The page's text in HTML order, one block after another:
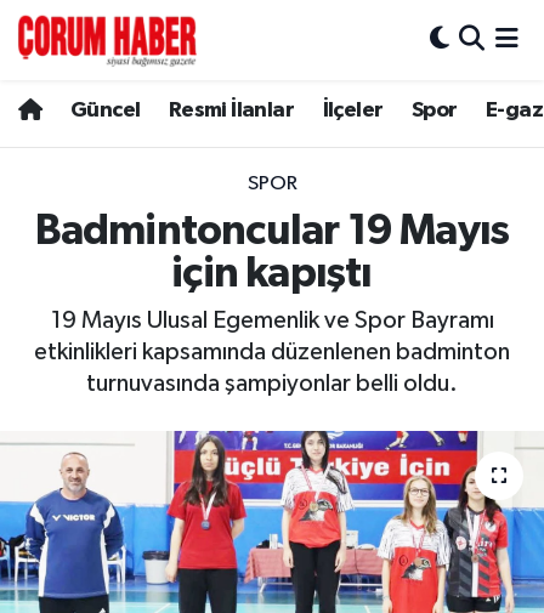
Güncel Resmi İlanlar İlçeler Spor E-
SPOR
Badmintoncular 19 Mayıs
için kapıştı
19 Mayıs Ulusal Egemenlik ve Spor Bayramı
etkinlikleri kapsamında düzenlenen badminton
turnuvasında şampiyonlar belli oldu.
Spor
Resmi İlanlar
Bayat
Dodurga
İskilip
Kargı
Hava Durumu
Çorum Namaz Vakitleri
Trafik Durumu
Süper Lig Puan Durumu ve Fikstür
Son Dakika Haberleri
Haber Arşivi